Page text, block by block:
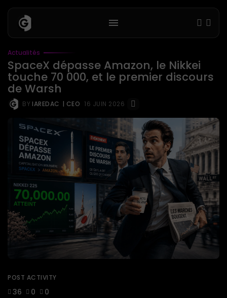
Actualités
SpaceX dépasse Amazon, le Nikkei
touche 70 000, et le premier discours
de Warsh
BY IAREDAC | CEO 16 JUIN 2026
POST ACTIVITY
36 0 0